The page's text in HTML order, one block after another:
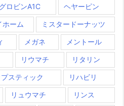
ロビンA1C ヘヤーピン
ホーム ミスタードーナッツ
メガネ メントール
リウマチ リタリン
プスティック リハビリ
リュウマチ リンス